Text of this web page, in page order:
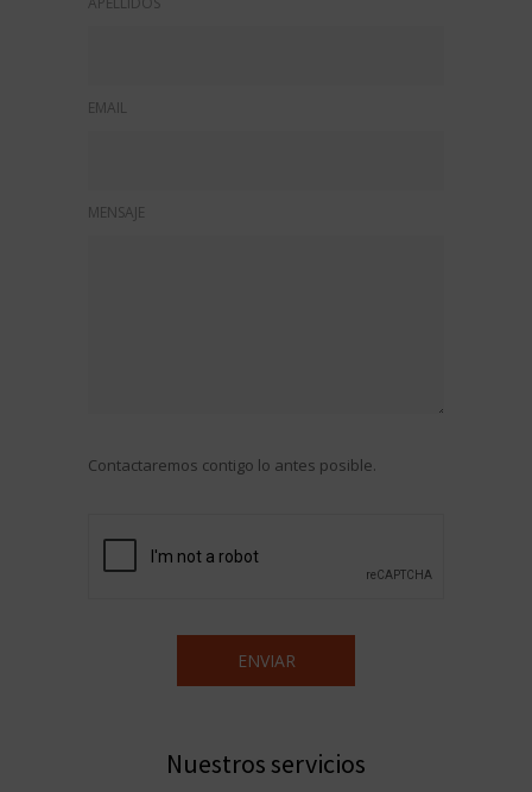
EMAIL
MENSAJE
Contactaremos contigo lo antes posible.
Nuestros servicios